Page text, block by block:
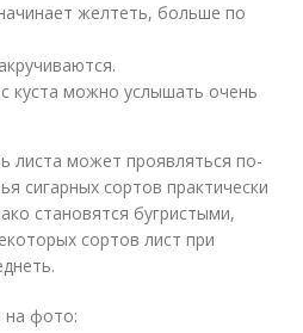
желтеть, больше по
куста можно услышать очень
листа может проявляться по-
сигарных сортов практически
становятся бугристыми,
сортов лист при
на фото: